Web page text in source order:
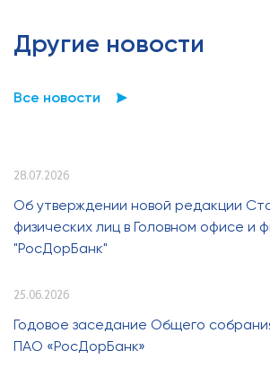
Другие новости
Все новости
28.07.2026
Об утверждении новой редакции
физических лиц в Головном офисе и
"РосДорБанк"
25.06.2026
Годовое заседание Общего
ПАО «РосДорБанк»